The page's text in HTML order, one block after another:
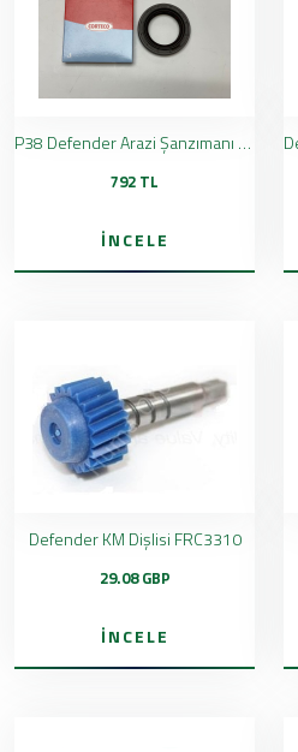
P38 Defender Arazi Şanzımanı Ön Arka Flanş Keçesi FTC4939
792 TL
İNCELE
Defender KM Dişlisi FRC3310
29.08 GBP
İNCELE